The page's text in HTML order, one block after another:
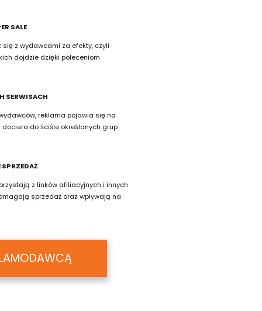
SALE
z wydawcami za efekty, czyli
dojdzie dzięki poleceniom
SERWISACH
reklama pojawia się na
do ściśle określanych grup
z linków afiliacyjnych i innych
sprzedaż oraz wpływają na